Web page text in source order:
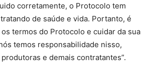
corretamente, o Protocolo tem
de saúde e vida. Portanto, é
termos do Protocolo e cuidar da sua
temos responsabilidade nisso,
e demais contratantes”.